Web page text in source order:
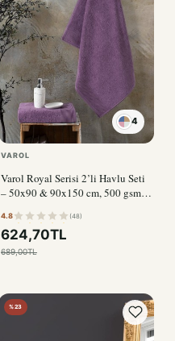
4
VAROL
Varol Royal Serisi 2’li Havlu Seti
– 50x90 & 90x150 cm, 500 gsm
4.8 (48)
624,70TL
689,00TL
%23